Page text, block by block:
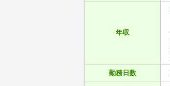
年収
勤務日数